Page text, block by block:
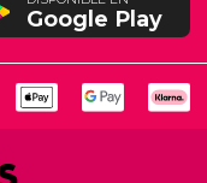
Google Play